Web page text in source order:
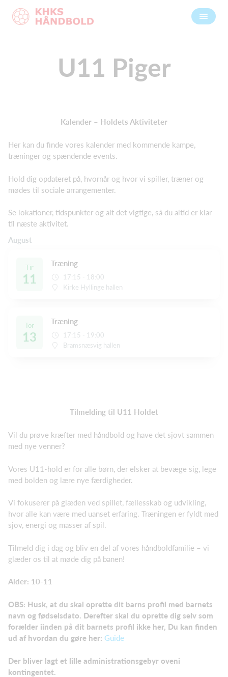
U11 Piger
Kalender – Holdets Aktiviteter
Her kan du finde vores kalender med kommende kampe,
træninger og spændende events.
Hold dig opdateret på, hvornår og hvor vi spiller, træner og
mødes til sociale arrangementer.
Se lokationer, tidspunkter og alt det vigtige, så du altid er klar
til næste aktivitet.
August
Tir
11
Træning
17:15 - 18:00
Kirke Hyllinge hallen
Tor
13
Træning
17:15 - 19:00
Bramsnæsvig hallen
Tilmelding til U11 Holdet
Vil du prøve kræfter med håndbold og have det sjovt sammen
med nye venner?
Vores U11-hold er for alle børn, der elsker at bevæge sig, lege
med bolden og lære nye færdigheder.
Vi fokuserer på glæden ved spillet, fællesskab og udvikling,
hvor alle kan være med uanset erfaring. Træningen er fyldt med
sjov, energi og masser af spil.
Tilmeld dig i dag og bliv en del af vores håndboldfamilie – vi
glæder os til at møde dig på banen!
Alder: 10-11
OBS: Husk, at du skal oprette dit barns profil med barnets
navn og fødselsdato. Derefter skal du oprette dig selv som
forælder iinden på dit barnets profil ikke her, Du kan finden
ud af hvordan du gøre her: Guide
Der bliver lagt et lille administrationsgebyr oveni
kontingentet.